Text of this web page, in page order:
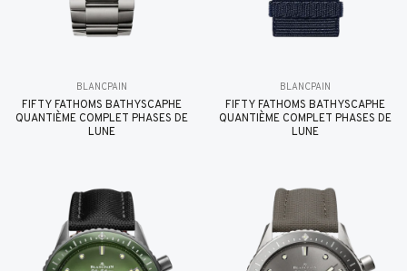
BLANCPAIN
FIFTY FATHOMS BATHYSCAPHE
QUANTIÈME COMPLET PHASES DE
LUNE
BLANCPAIN
FIFTY FATHOMS BATHYSCAPHE
QUANTIÈME COMPLET PHASES DE
LUNE